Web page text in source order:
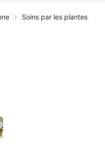
Soins par les plantes